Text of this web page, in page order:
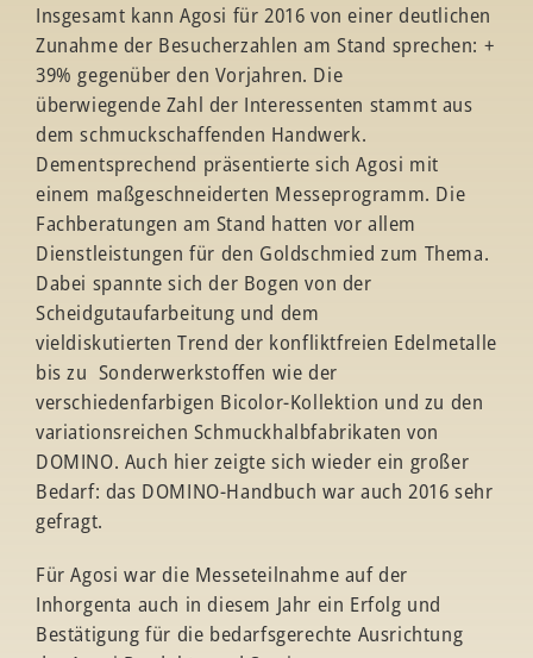
Insgesamt kann Agosi für 2016 von einer deutlichen
Zunahme der Besucherzahlen am Stand sprechen: +
39% gegenüber den Vorjahren. Die
überwiegende Zahl der Interessenten stammt aus
dem schmuckschaffenden Handwerk.
Dementsprechend präsentierte sich Agosi mit
einem maßgeschneiderten Messeprogramm. Die
Fachberatungen am Stand hatten vor allem
Dienstleistungen für den Goldschmied zum Thema.
Dabei spannte sich der Bogen von der
Scheidgutaufarbeitung und dem
vieldiskutierten Trend der konfliktfreien Edelmetalle
bis zu Sonderwerkstoffen wie der
verschiedenfarbigen Bicolor-Kollektion und zu den
variationsreichen Schmuckhalbfabrikaten von
DOMINO. Auch hier zeigte sich wieder ein großer
Bedarf: das DOMINO-Handbuch war auch 2016 sehr
gefragt.
Für Agosi war die Messeteilnahme auf der
Inhorgenta auch in diesem Jahr ein Erfolg und
Bestätigung für die bedarfsgerechte Ausrichtung